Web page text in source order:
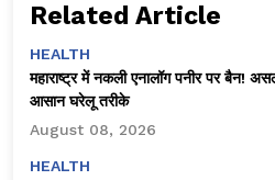
Related Article
HEALTH
महाराष्ट्र में नकली एनालॉग पनीर पर बैन!
आसान घरेलू तरीके
August 08, 2026
HEALTH